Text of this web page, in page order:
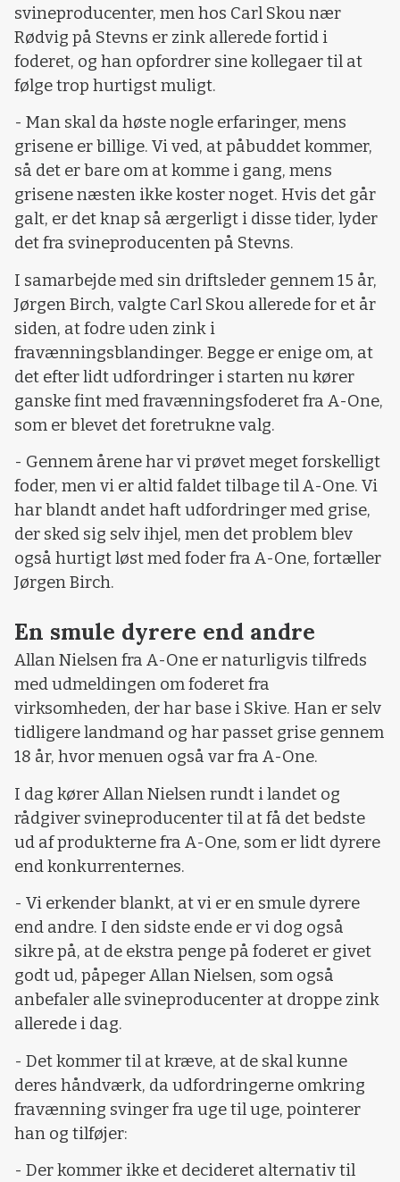
svineproducenter, men hos Carl Skou nær
Rødvig på Stevns er zink allerede fortid i
foderet, og han opfordrer sine kollegaer til at
følge trop hurtigst muligt.
- Man skal da høste nogle erfaringer, mens
grisene er billige. Vi ved, at påbuddet kommer,
så det er bare om at komme i gang, mens
grisene næsten ikke koster noget. Hvis det går
galt, er det knap så ærgerligt i disse tider, lyder
det fra svineproducenten på Stevns.
I samarbejde med sin driftsleder gennem 15 år,
Jørgen Birch, valgte Carl Skou allerede for et år
siden, at fodre uden zink i
fravænningsblandinger. Begge er enige om, at
det efter lidt udfordringer i starten nu kører
ganske fint med fravænningsfoderet fra A-One,
som er blevet det foretrukne valg.
- Gennem årene har vi prøvet meget forskelligt
foder, men vi er altid faldet tilbage til A-One. Vi
har blandt andet haft udfordringer med grise,
der sked sig selv ihjel, men det problem blev
også hurtigt løst med foder fra A-One, fortæller
Jørgen Birch.
En smule dyrere end andre
Allan Nielsen fra A-One er naturligvis tilfreds
med udmeldingen om foderet fra
virksomheden, der har base i Skive. Han er selv
tidligere landmand og har passet grise gennem
18 år, hvor menuen også var fra A-One.
I dag kører Allan Nielsen rundt i landet og
rådgiver svineproducenter til at få det bedste
ud af produkterne fra A-One, som er lidt dyrere
end konkurrenternes.
- Vi erkender blankt, at vi er en smule dyrere
end andre. I den sidste ende er vi dog også
sikre på, at de ekstra penge på foderet er givet
godt ud, påpeger Allan Nielsen, som også
anbefaler alle svineproducenter at droppe zink
allerede i dag.
- Det kommer til at kræve, at de skal kunne
deres håndværk, da udfordringerne omkring
fravænning svinger fra uge til uge, pointerer
han og tilføjer:
- Der kommer ikke et decideret alternativ til